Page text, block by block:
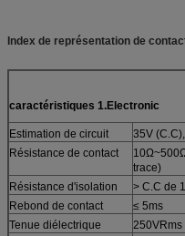
Index de représentation de
caractéristiques 1.Electronic
Estimation de circuit
35V
Résistance de contact
trace)
Résistance d'isolation
> C.C de
Rebond de contact
≤ 5ms
Tenue diélectrique